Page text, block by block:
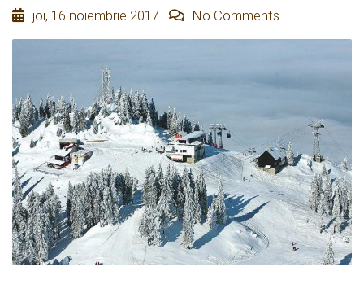
joi, 16 noiembrie 2017 No Comments